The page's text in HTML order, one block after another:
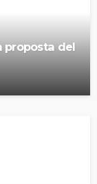
proposta del